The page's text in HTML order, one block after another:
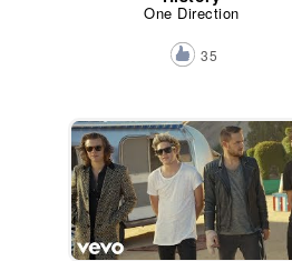
One Direction
35